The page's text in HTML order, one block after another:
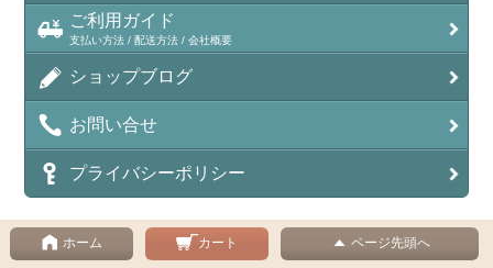
ご利用ガイド
支払い方法 / 配送方法 / 会社概要
ショップブログ
お問い合せ
プライバシーポリシー
ホーム カート ページ先頭へ